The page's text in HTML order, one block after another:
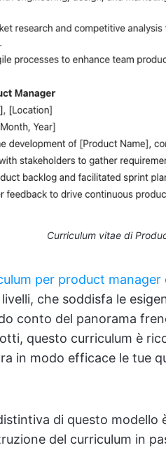
Curriculum vitae di
per product manager
che soddisfa le
conto del panorama
questo curriculum è
in modo efficace le tue
di questo modello
del curriculum in